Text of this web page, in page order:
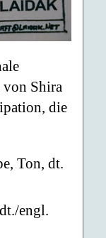
Shira
die
Ton, dt.
engl.